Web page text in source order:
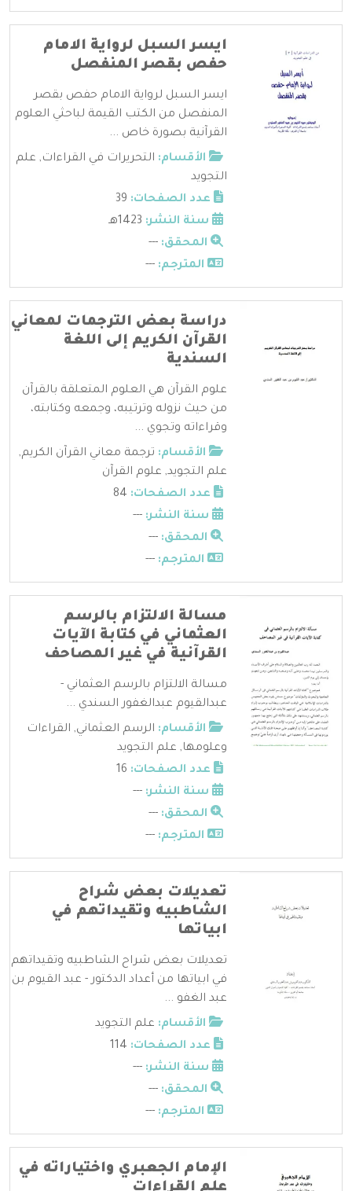
ايسر السبل لرواية الامام
حفص بقصر المنفصل
ايسر السبل لرواية الامام حفص بقصر
المنفصل من الكتب القيمة لباحثي العلوم
القرآنية بصورة خاص ...
الأقسام: التحريرات في القراءات, علم
التجويد
عدد الصفحات:
سنة النشر:
المحقق: ---
المترجم: ---
دراسة بعض الترجمات لمعاني
القرآن الكريم إلى اللغة
السندية
علوم القرآن هي العلوم المتعلقة بالقرآن
من حيث نزوله وترتيبه، وجمعه وكتابته،
وقراءاته وتجوي ...
الأقسام: ترجمة معاني القرآن الكريم,
علم التجويد, علوم القرآن
عدد الصفحات:
سنة النشر: ---
المحقق: ---
المترجم: ---
مسالة الالتزام بالرسم
العثماني في كتابة الآيات
القرآنية في غير المصاحف
مسالة الالتزام بالرسم العثماني -
عبدالقيوم عبدالغفور السندي ...
الأقسام: الرسم العثماني, القراءات
وعلومها, علم التجويد
عدد الصفحات:
سنة النشر: ---
المحقق: ---
المترجم: ---
تعديلات بعض شراح
الشاطبيه وتقيداتهم في
ابياتها
تعديلات بعض شراح الشاطبيه وتقيداتهم
في ابياتها من أعداد الدكتور - عبد القيوم بن
عبد الغفو ...
الأقسام: علم التجويد
عدد الصفحات:
سنة النشر: ---
المحقق: ---
المترجم: ---
الإمام الجعبري واختياراته في
علم القراءات